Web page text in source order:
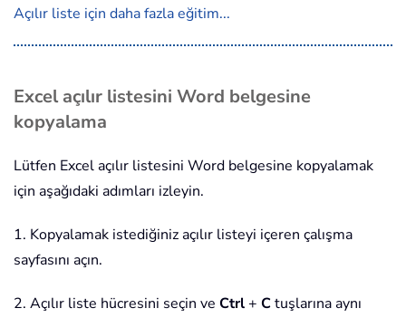
Açılır liste için daha fazla eğitim...
Excel açılır listesini Word belgesine
kopyalama
Lütfen Excel açılır listesini Word belgesine kopyalamak
için aşağıdaki adımları izleyin.
1. Kopyalamak istediğiniz açılır listeyi içeren çalışma
sayfasını açın.
2. Açılır liste hücresini seçin ve Ctrl+ Ctuşlarına aynı